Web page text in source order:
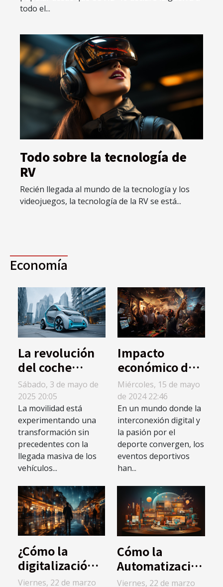
todo el...
Todo sobre la tecnología de
RV
Recién llegada al mundo de la tecnología y los
videojuegos, la tecnología de la RV se está...
Economía
La revolución
del coche
eléctrico y su
impacto en la
industria del
petróleo
Sábado, 3 de mayo de
2025 20:05
La movilidad está
experimentando una
transformación sin
precedentes con la
llegada masiva de los
vehículos...
Impacto
económico de
los eventos
deportivos en
casinos
virtuales y
físicos
Miércoles, 15 de mayo
de 2024 22:46
En un mundo donde la
interconexión digital y
la pasión por el
deporte convergen, los
eventos deportivos
han...
¿Cómo la
digitalización
está
Viernes, 22 de marzo
Cómo la
Automatización
de Marketing
Viernes, 22 de marzo